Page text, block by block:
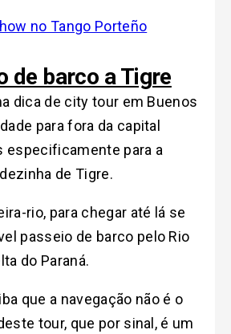
no Tango Porteño
de barco a Tigre
dica de city tour em Buenos
para fora da capital
especificamente para a
de Tigre.
rio, para chegar até lá se
passeio de barco pelo Rio
do Paraná.
que a navegação não é o
tour, que por sinal, é um